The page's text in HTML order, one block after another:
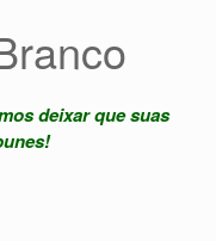
deixar que suas